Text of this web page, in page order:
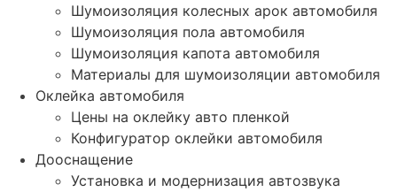
Шумоизоляция колесных арок автомобиля
Шумоизоляция пола автомобиля
Шумоизоляция капота автомобиля
Материалы для шумоизоляции автомобиля
Оклейка автомобиля
Цены на оклейку авто пленкой
Конфигуратор оклейки автомобиля
Дооснащение
Установка и модернизация автозвука